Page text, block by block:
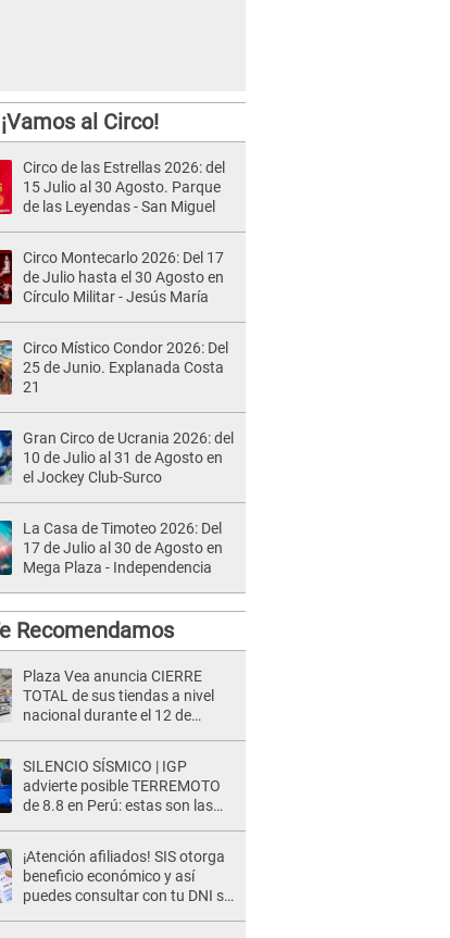
¡Vamos al Circo!
Circo de las Estrellas 2026: del
15 Julio al 30 Agosto. Parque
de las Leyendas - San Miguel
Circo Montecarlo 2026: Del 17
de Julio hasta el 30 Agosto en
Círculo Militar - Jesús María
Circo Místico Condor 2026: Del
25 de Junio. Explanada Costa
21
Gran Circo de Ucrania 2026: del
10 de Julio al 31 de Agosto en
el Jockey Club-Surco
La Casa de Timoteo 2026: Del
17 de Julio al 30 de Agosto en
Mega Plaza - Independencia
Recomendamos
Plaza Vea anuncia CIERRE
TOTAL de sus tiendas a nivel
nacional durante el 12 de
SILENCIO SÍSMICO | IGP
advierte posible TERREMOTO
de 8.8 en Perú: estas son las
¡Atención afiliados! SIS otorga
beneficio económico y así
puedes consultar con tu DNI si